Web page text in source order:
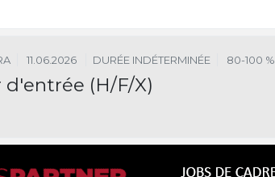
11.06.2026 DURÉE INDÉTERMINÉE 80-100 %
d'entrée (H/F/X)